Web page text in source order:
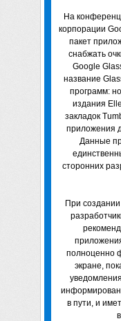
На
корпорации
пакет
снабжать
Google
название
программ:
издания
закладок
приложения
Данные
сторонних
При
полноценно
экране,
в пути, и